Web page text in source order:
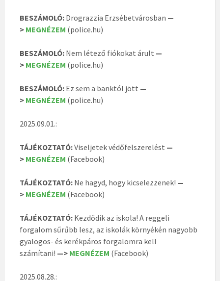
BESZÁMOLÓ: Drograzzia Erzsébetvárosban —
> MEGNÉZEM (police.hu)
BESZÁMOLÓ: Nem létező fiókokat árult —
> MEGNÉZEM (police.hu)
BESZÁMOLÓ: Ez sem a banktól jött —
> MEGNÉZEM (police.hu)
2025.09.01.:
TÁJÉKOZTATÓ:Viseljetek védőfelszerelést —
> MEGNÉZEM (Facebook)
TÁJÉKOZTATÓ: Ne hagyd, hogy kicselezzenek! —
> MEGNÉZEM (Facebook)
TÁJÉKOZTATÓ: Kezdődik az iskola! A reggeli
forgalom sűrűbb lesz, az iskolák környékén nagyobb
gyalogos- és kerékpáros forgalomra kell
számítani! —> MEGNÉZEM (Facebook)
2025.08.28.: